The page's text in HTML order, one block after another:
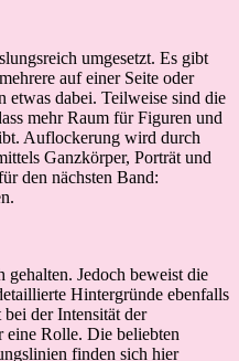
umgesetzt. Es gibt
auf einer Seite oder
etwas dabei. Teilweise sind die
mehr Raum für Figuren und
Auflockerung wird durch
Ganzkörper, Porträt und
den nächsten Band:
Jedoch beweist die
Hintergründe ebenfalls
der Intensität der
Rolle. Die beliebten
finden sich hier